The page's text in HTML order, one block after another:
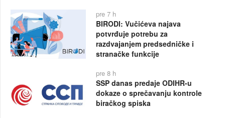
pre 7 h
BIRODI: Vučićeva najava
potvrđuje potrebu za
razdvajanjem predsedničke i
stranačke funkcije
pre 8 h
SSP danas predaje ODIHR-u
dokaze o sprečavanju kontrole
biračkog spiska